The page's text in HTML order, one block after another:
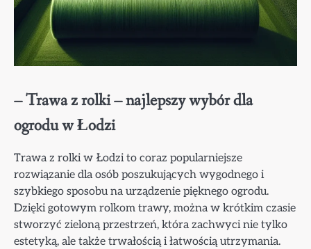
– Trawa z rolki – najlepszy wybór dla
ogrodu w Łodzi
Trawa z rolki w Łodzi to coraz popularniejsze
rozwiązanie dla osób poszukujących wygodnego i
szybkiego sposobu na urządzenie pięknego ogrodu.
Dzięki gotowym rolkom trawy, można w krótkim czasie
stworzyć zieloną przestrzeń, która zachwyci nie tylko
estetyką, ale także trwałością i łatwością utrzymania.